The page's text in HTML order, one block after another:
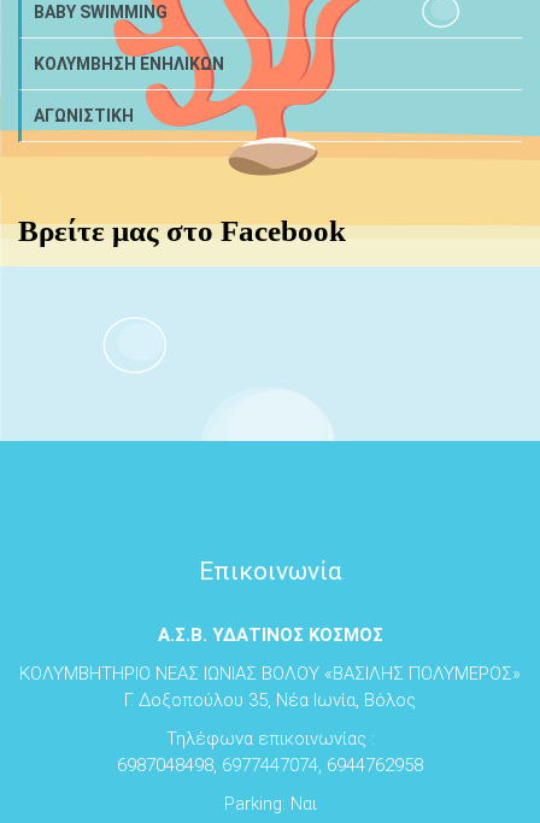
BABY SWIMMING
ΚΟΛΥΜΒΗΣΗ ΕΝΗΛΙΚΩΝ
ΑΓΩΝΙΣΤΙΚΗ
Βρείτε μας στο Facebook
Επικοινωνία
Α.Σ.Β. ΥΔΑΤΙΝΟΣ ΚΟΣΜΟΣ
ΚΟΛΥΜΒΗΤΗΡΙΟ ΝΕΑΣ ΙΩΝΙΑΣ ΒΟΛΟΥ «ΒΑΣΙΛΗΣ ΠΟΛΥΜΕΡΟΣ»
Γ. Δοξοπούλου 35, Νέα Ιωνία, Βόλος
Τηλέφωνα επικοινωνίας :
6987048498, 6977447074, 6944762958
Parking: Ναι